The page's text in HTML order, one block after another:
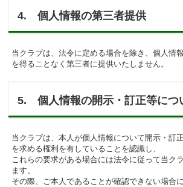
4. 個人情報の第三者提供
当クラブは、法令に定める場合を除き、個人情
を得ることなく第三者に提供いたしません。
5. 個人情報の開示・訂正等につ
当クラブは、本人が個人情報について開示・訂
を求める権利を有していることを認識し、
これらの要求がある場合には法令に従って当ク
ます。
その際、ご本人であることが確認できない場合